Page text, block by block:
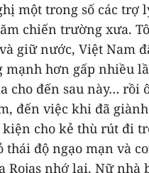
một trong số các trợ
chiến trường xưa.
giữ nước, Việt Nam
hơn gấp nhiều
cho đến sau này… rồi
đến việc khi đã
cho kẻ thù rút đi
độ ngạo mạn và
Rojas nhớ lại. Nữ nhà